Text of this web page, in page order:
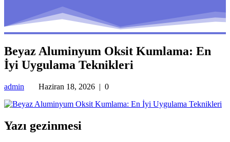
Beyaz Aluminyum Oksit Kumlama: En
İyi Uygulama Teknikleri
admin Haziran 18, 2026 | 0
Yazı gezinmesi